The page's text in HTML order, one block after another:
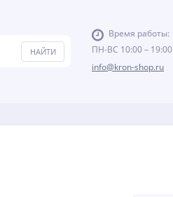
Время работы:
ПН-ВС 10:00 – 19:00
info@kron-shop.ru